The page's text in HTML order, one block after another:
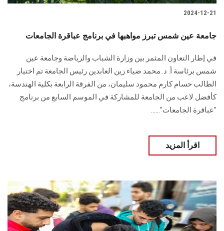
2024-12-21
جامعة عين شمس تبرز مواهبها في برنامج عباقرة الجامعات
في إطار التعاون المثمر بين وزارة الشباب والرياضة وجامعة عين
شمس برئاسة أ. د. محمد ضياء زين العابدين رئيس الجامعة تم اختيار
الطالب حسام كارم محمود سليمان، من الفرقة الرابعة بكلية الهندسة،
كأفضل لاعب من الجامعة للمشاركة في الموسم السابع من برنامج
"عباقرة الجامعات"......
اقرأ المزيد